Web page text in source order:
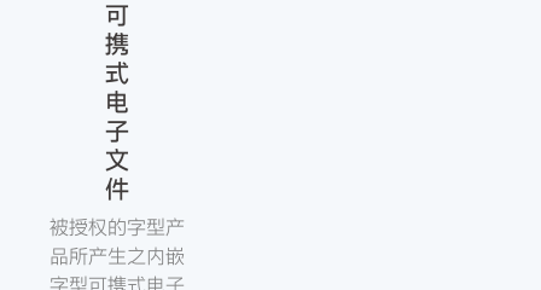
可
携
式
电
子
文
件
被授权的字型产
品所产生之内嵌
字型可携式电子